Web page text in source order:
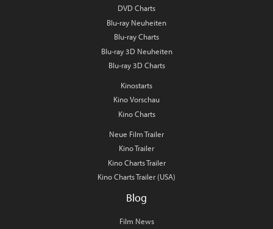
DVD Charts
Blu-ray Neuheiten
Blu-ray Charts
Blu-ray 3D Neuheiten
Blu-ray 3D Charts
Kinostarts
Kino Vorschau
Kino Charts
Neue Film Trailer
Kino Trailer
Kino Charts Trailer
Kino Charts Trailer (USA)
Blog
Film News